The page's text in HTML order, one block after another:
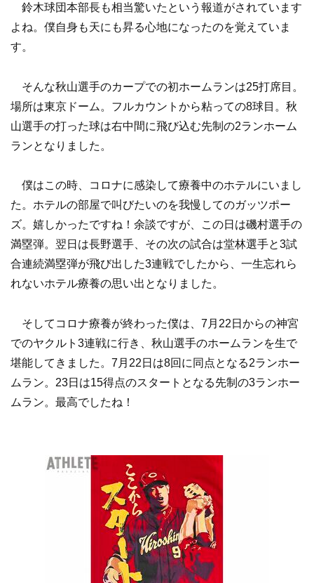
鈴木球団本部長も相当驚いたという報道がされています
よね。僕自身も天にも昇る心地になったのを覚えていま
す。
そんな秋山選手のカープでの初ホームランは25打席目。
場所は東京ドーム。フルカウントから粘っての8球目。秋
山選手の打った球は右中間に飛び込む先制の2ランホーム
ランとなりました。
僕はこの時、コロナに感染して療養中のホテルにいまし
た。ホテルの部屋で叫びたいのを我慢してのガッツポー
ズ。嬉しかったですね！余談ですが、この日は磯村選手の
満塁弾。翌日は長野選手、その次の試合は堂林選手と3試
合連続満塁弾が飛び出した3連戦でしたから、一生忘れら
れないホテル療養の思い出となりました。
そしてコロナ療養が終わった僕は、7月22日からの神宮
でのヤクルト3連戦に行き、秋山選手のホームランを生で
堪能してきました。7月22日は8回に同点となる2ランホー
ムラン。23日は15得点のスタートとなる先制の3ランホー
ムラン。最高でしたね！